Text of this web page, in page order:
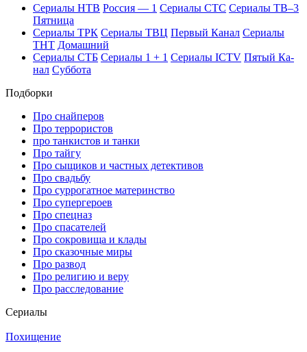
Се­риа­лы НТВ Рос­сия — 1 Се­риа­лы СТС Се­риа­лы ТВ–3
Пят­ни­ца
Се­риа­лы ТРК Се­риа­лы ТВЦ Пер­вый Ка­нал Се­риа­лы
ТНТ До­маш­ний
Се­риа­лы СТБ Се­риа­лы 1 + 1 Се­риа­лы ICTV Пя­тый Ка­
нал Суб­бо­та
Подборки
Про снайперов
Про террористов
про танкистов и танки
Про тайгу
Про сыщиков и частных детективов
Про свадьбу
Про суррогатное материнство
Про супергероев
Про спецназ
Про спасателей
Про сокровища и клады
Про сказочные миры
Про развод
Про религию и веру
Про расследование
Се­риа­лы
Похищение